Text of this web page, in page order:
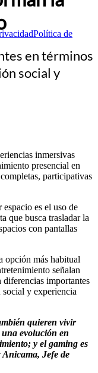
Política de
en términos
social y
inmersivas
presencial en
participativas
es el uso de
que busca trasladar la
con pantallas
opción más habitual
señalan
diferencias importantes
y experiencia
quieren vivir
una evolución en
y el gaming es
Jefe de